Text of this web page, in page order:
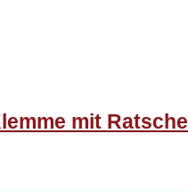
mit Ratsche